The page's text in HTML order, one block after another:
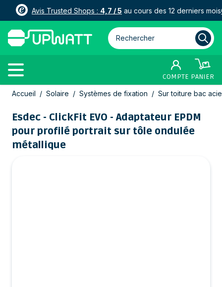
Avis Trusted Shops : 4,7 / 5 au cours des 12 derniers mois
Rechercher parmi plus de
COMPTE PANIER
Allez au contenu
Accueil / Solaire / Systèmes de fixation / Sur toiture bac
Esdec - ClickFit EVO - Adaptateur EPDM
pour profilé portrait sur tôle ondulée
métallique